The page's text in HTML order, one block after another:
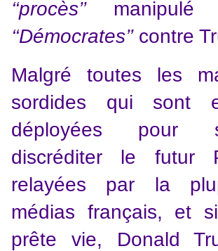
‘‘procès’’manipulé
‘‘Démocrates’’contre
Malgré toutes les
sordides qui sont
déployées pour
discréditer le futur
relayées par la
médias français, et
prête vie, Donald